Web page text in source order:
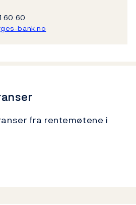
60 60
bank.no
fra rentemøtene i